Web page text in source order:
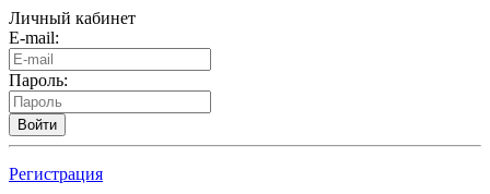
Личный кабинет
E-mail:
Пароль:
Войти
Регистрация